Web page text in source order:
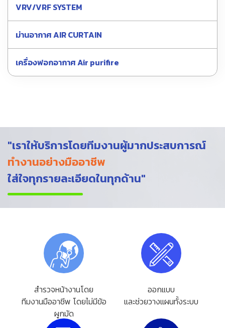
VRV/VRF SYSTEM
ม่านอากาศ AIR CURTAIN
เครื่องฟอกอากาศ Air purifire
"เราให้บริการโดยทีมงานผู้มากประสบการณ์
ทำงานอย่างมืออาชีพ
ใส่ใจทุกรายละเอียดในทุกด้าน"
สำรวจหน้างานโดย
ทีมงานมืออาชีพ โดยไม่มีข้อ
ผูกมัด
ออกแบบ
และช่วยวางแผนทั้งระบบ